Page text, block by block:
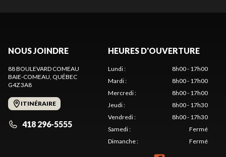
NOUS JOINDRE
88 BOULEVARD COMEAU
BAIE-COMEAU, QUÉBEC
G4Z 3A8
ITINÉRAIRE
418 296-5555
HEURES D'OUVERTURE
Lundi:
8h00 - 17h00
Mardi:
8h00 - 17h00
Mercredi:
8h00 - 17h00
Jeudi:
8h00 - 17h30
Vendredi:
8h00 - 17h30
Samedi:
Fermé
Dimanche: Fermé